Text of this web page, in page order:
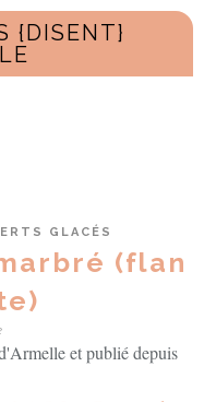
{DISENT}
GLACÉS
(flan
et publié depuis